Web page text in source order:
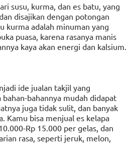
susu, kurma, dan es batu, yang
disajikan dengan potongan
kurma adalah minuman yang
puasa, karena rasanya manis
kaya akan energi dan kalsium.
ide jualan takjil yang
bahannya mudah didapat
juga tidak sulit, dan banyak
Kamu bisa menjual es kelapa
Rp 15.000 per gelas, dan
rasa, seperti jeruk, melon,